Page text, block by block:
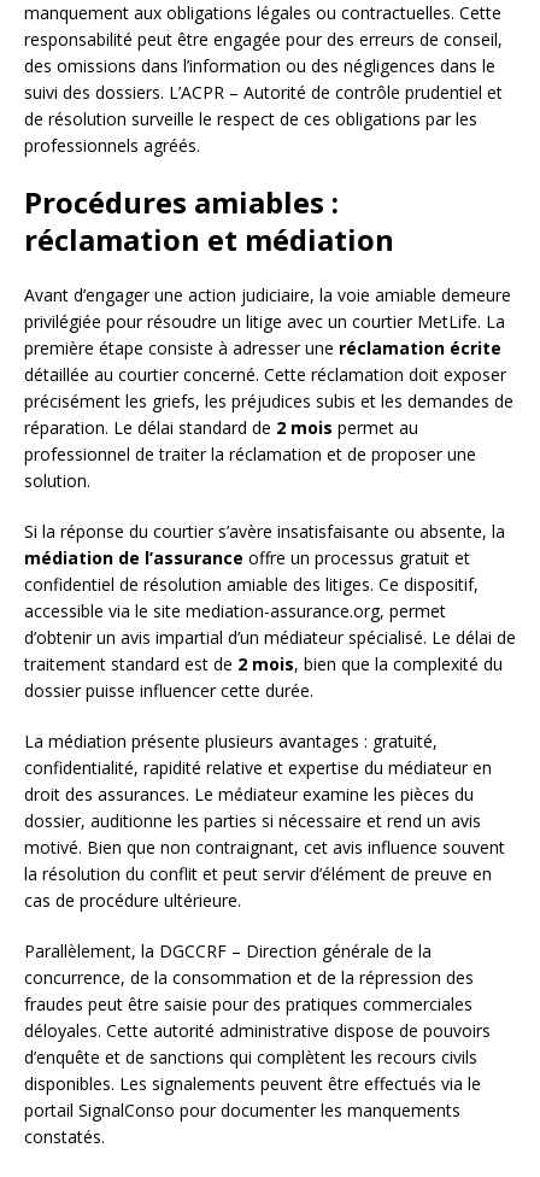
manquement aux obligations légales ou contractuelles. Cette
responsabilité peut être engagée pour des erreurs de conseil,
des omissions dans l’information ou des négligences dans le
suivi des dossiers. L’ACPR – Autorité de contrôle prudentiel et
de résolution surveille le respect de ces obligations par les
professionnels agréés.
Procédures amiables :
réclamation et médiation
Avant d’engager une action judiciaire, la voie amiable demeure
privilégiée pour résoudre un litige avec un courtier MetLife. La
première étape consiste à adresser une réclamation écrite
détaillée au courtier concerné. Cette réclamation doit exposer
précisément les griefs, les préjudices subis et les demandes de
réparation. Le délai standard de 2 mois permet au
professionnel de traiter la réclamation et de proposer une
solution.
Si la réponse du courtier s’avère insatisfaisante ou absente, la
médiation de l’assurance offre un processus gratuit et
confidentiel de résolution amiable des litiges. Ce dispositif,
accessible via le site mediation-assurance.org, permet
d’obtenir un avis impartial d’un médiateur spécialisé. Le délai de
traitement standard est de 2 mois, bien que la complexité du
dossier puisse influencer cette durée.
La médiation présente plusieurs avantages : gratuité,
confidentialité, rapidité relative et expertise du médiateur en
droit des assurances. Le médiateur examine les pièces du
dossier, auditionne les parties si nécessaire et rend un avis
motivé. Bien que non contraignant, cet avis influence souvent
la résolution du conflit et peut servir d’élément de preuve en
cas de procédure ultérieure.
Parallèlement, la DGCCRF – Direction générale de la
concurrence, de la consommation et de la répression des
fraudes peut être saisie pour des pratiques commerciales
déloyales. Cette autorité administrative dispose de pouvoirs
d’enquête et de sanctions qui complètent les recours civils
disponibles. Les signalements peuvent être effectués via le
portail SignalConso pour documenter les manquements
constatés.